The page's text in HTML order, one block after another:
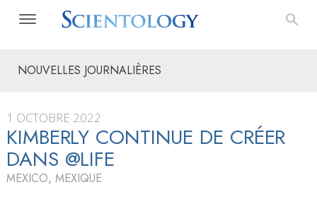
NOUVELLES JOURNALIÈRES
1 OCTOBRE 2022
KIMBERLY CONTINUE DE CRÉER
DANS @LIFE
MEXICO, MEXIQUE